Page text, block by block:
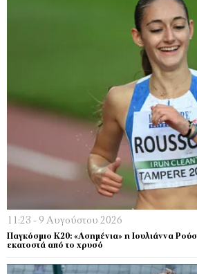
11:23 - 9 Αυγούστου 2026
Παγκόσμιο Κ20: «Ασημένια» η Ιουλιάννα
εκατοστά από το χρυσό